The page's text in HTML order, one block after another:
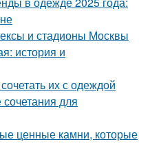
и стадионы Москвы
история и
их с одеждой
для
ценные камни, которые